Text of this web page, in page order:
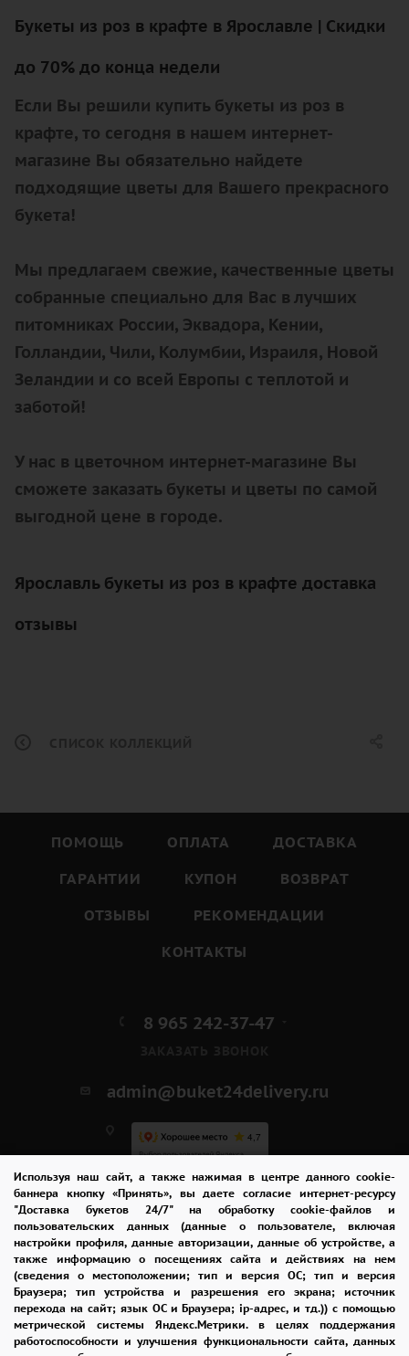
Используя наш сайт, а также нажимая в центре данного cookie-
баннера кнопку «Принять», вы даете согласие интернет-ресурсу
"Доставка букетов 24/7" на обработку cookie-файлов и
пользовательских данных (данные о пользователе, включая
настройки профиля, данные авторизации, данные об устройстве, а
также информацию о посещениях сайта и действиях на нем
(сведения о местоположении; тип и версия ОС; тип и версия
Браузера; тип устройства и разрешения его экрана; источник
перехода на сайт; язык ОС и Браузера; ip-адрес, и тд.)) с помощью
метрической системы Яндекс.Метрики. в целях поддержания
работоспособности и улучшения функциональности сайта, данных
Букеты из роз в крафте в Ярославле | Скидки
до 70% до конца недели
Если Вы решили купить букеты из роз в
крафте, то сегодня в нашем интернет-
магазине Вы обязательно найдете
подходящие цветы для Вашего прекрасного
букета!
Мы предлагаем свежие, качественные цветы
собранные специально для Вас в лучших
питомниках России, Эквадора, Кении,
Голландии, Чили, Колумбии, Израиля, Новой
Зеландии и со всей Европы с теплотой и
заботой!
У нас в цветочном интернет-магазине Вы
сможете заказать букеты и цветы по самой
выгодной цене в городе.
Ярославль букеты из роз в крафте доставка
отзывы
ПОМОЩЬ ОПЛАТА
ДОСТАВКА
ГАРАНТИИ
КУПОН
ВОЗВРАТ
ОТЗЫВЫ
РЕКОМЕНДАЦИИ
КОНТАКТЫ
8 965 242-37-47
admin@buket24delivery.ru
ул. Республиканская,
павильон "Цветы"
ПОЛИТИКА КОНФИДЕНЦИАЛЬНОСТИ
2026 © "Доставка цветов в Ярославле"